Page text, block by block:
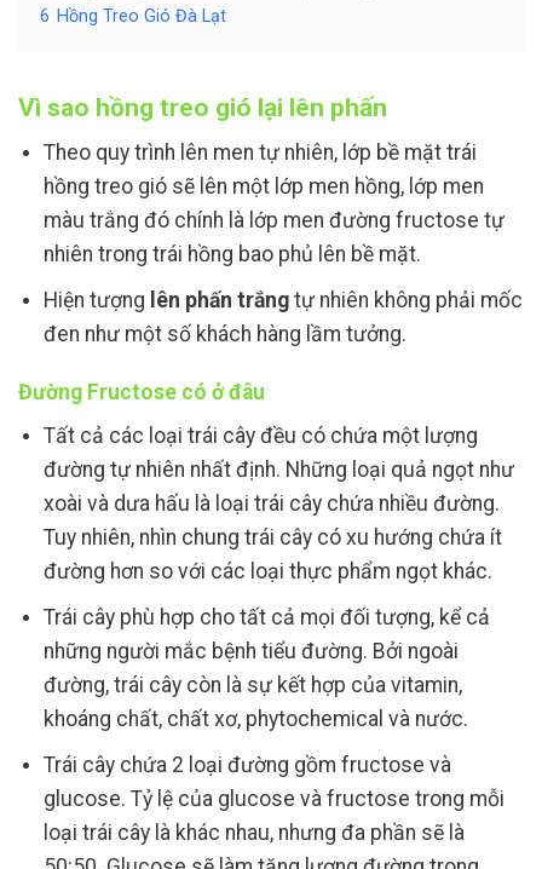
6 Hồng Treo Gió Đà Lạt
Vì sao hồng treo gió lại lên phấn
Theo quy trình lên men tự nhiên, lớp bề mặt trái
hồng treo gió sẽ lên một lớp men hồng, lớp men
màu trắng đó chính là lớp men đường fructose tự
nhiên trong trái hồng bao phủ lên bề mặt.
Hiện tượng lên phấn trắngtự nhiên không phải mốc
đen như một số khách hàng lầm tưởng.
Đường Fructose có ở đâu
Tất cả các loại trái cây đều có chứa một lượng
đường tự nhiên nhất định. Những loại quả ngọt như
xoài và dưa hấu là loại trái cây chứa nhiều đường.
Tuy nhiên, nhìn chung trái cây có xu hướng chứa ít
đường hơn so với các loại thực phẩm ngọt khác.
Trái cây phù hợp cho tất cả mọi đối tượng, kể cả
những người mắc bệnh tiểu đường. Bởi ngoài
đường, trái cây còn là sự kết hợp của vitamin,
khoáng chất, chất xơ, phytochemical và nước.
Trái cây chứa 2 loại đường gồm fructose và
glucose. Tỷ lệ của glucose và fructose trong mỗi
loại trái cây là khác nhau, nhưng đa phần sẽ là